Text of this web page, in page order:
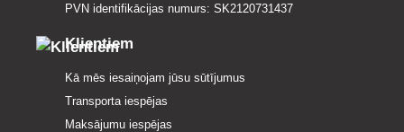
PVN identifikācijas numurs: SK2120731437
Klientiem
Kā mēs iesaiņojam jūsu sūtījumus
Transporta iespējas
Maksājumu iespējas